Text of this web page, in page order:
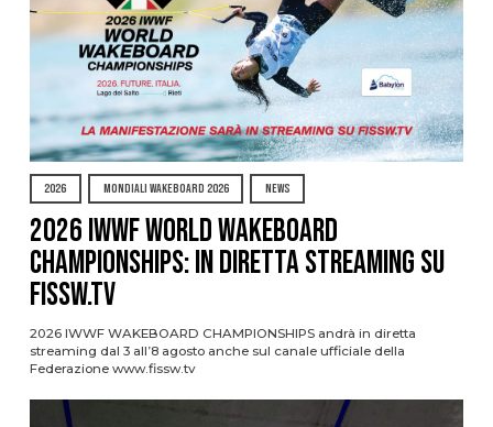
2026 MONDIALI WAKEBOARD 2026 NEWS
2026 IWWF WORLD WAKEBOARD
CHAMPIONSHIPS: IN DIRETTA STREAMING SU
FISSW.TV
2026 IWWF WAKEBOARD CHAMPIONSHIPS andrà in diretta
streaming dal 3 all’8 agosto anche sul canale ufficiale della
Federazione www.fissw.tv